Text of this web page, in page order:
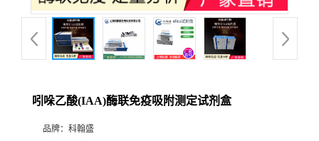
吲哚乙酸(IAA)酶联免疫吸附测定试剂盒
品牌： 科翰盛